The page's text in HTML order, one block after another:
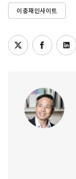
이충재인사이트